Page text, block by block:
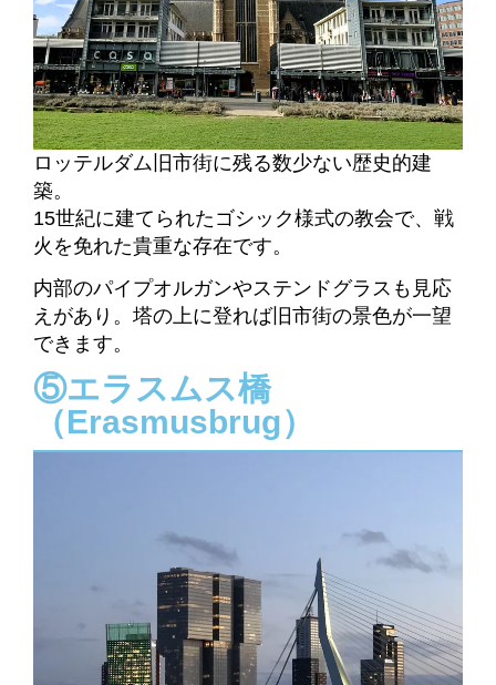
ロッテルダム旧市街に残る数少ない歴史的建
築。
15世紀に建てられたゴシック様式の教会で、戦
火を免れた貴重な存在です。
内部のパイプオルガンやステンドグラスも見応
えがあり。塔の上に登れば旧市街の景色が一望
できます。
⑤エラスムス橋
（Erasmusbrug）